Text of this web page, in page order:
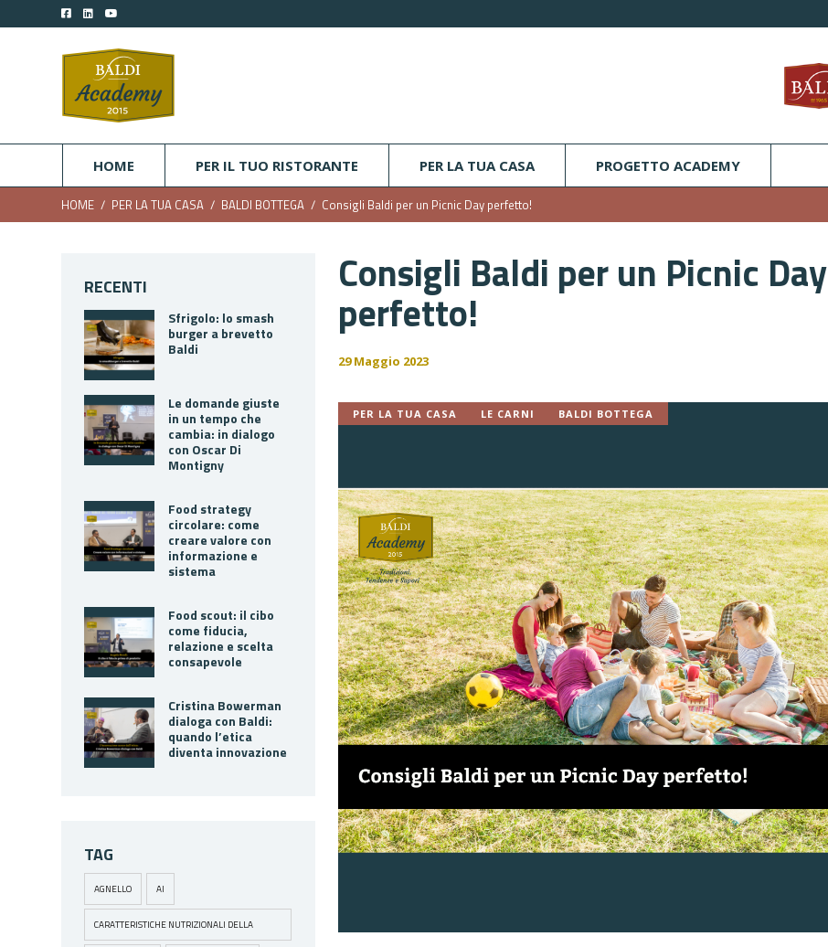
HOME PER IL TUO RISTORANTE PER LA TUA CASA PROGETTO ACADEMY
HOME PER LA TUA CASA BALDI BOTTEGA Consigli Baldi per un Picnic Day perfetto!
RECENTI
Sfrigolo: lo smash
burger a brevetto
Baldi
Le domande giuste
in un tempo che
cambia: in dialogo
con Oscar Di
Montigny
Food strategy
circolare: come
creare valore con
informazione e
sistema
Food scout: il cibo
come fiducia,
relazione e scelta
consapevole
Cristina Bowerman
dialoga con Baldi:
quando l’etica
diventa innovazione
TAG
AGNELLO AI
CARATTERISTICHE NUTRIZIONALI DELLA
Consigli Baldi per un Picnic Day
perfetto!
29 Maggio 2023
PER LA TUA CASA LE CARNI BALDI BOTTEGA